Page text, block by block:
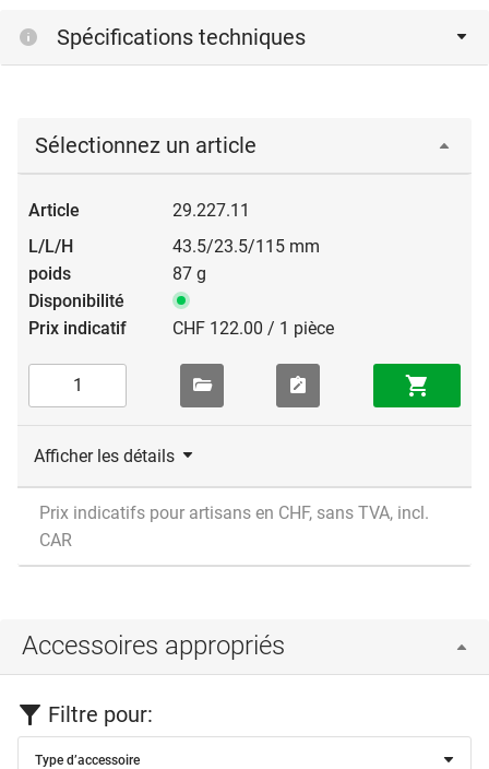
Spécifications techniques
Sélectionnez un article
29.227.11
43.5/23.5/115 mm
87 g
CHF 122.00 / 1 pièce
Afficher les détails
Prix indicatifs pour artisans en CHF, sans TVA, incl.
CAR
Accessoires appropriés
Filtre pour:
Type d’accessoire